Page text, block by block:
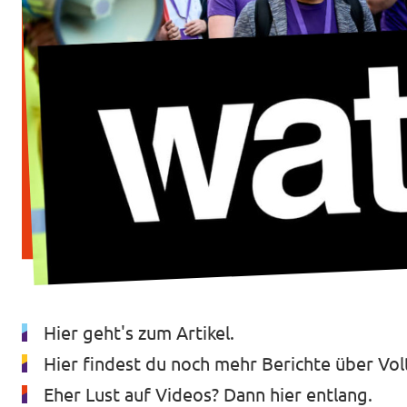
Legal notice
Data protection
Hier geht's zum Artikel.
Hier findest du noch mehr Berichte über
Eher Lust auf Videos? Dann hier entlang.